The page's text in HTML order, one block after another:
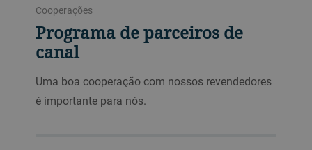
Cooperações
Programa de parceiros de
canal
Uma boa cooperação com nossos revendedores
é importante para nós.